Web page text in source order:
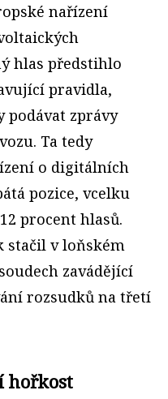
nařízení
hlas předstihlo
pravidla,
podávat zprávy
Ta tedy
o digitálních
pozice, vcelku
procent hlasů.
stačil v loňském
zavádějící
rozsudků na třetí
hořkost